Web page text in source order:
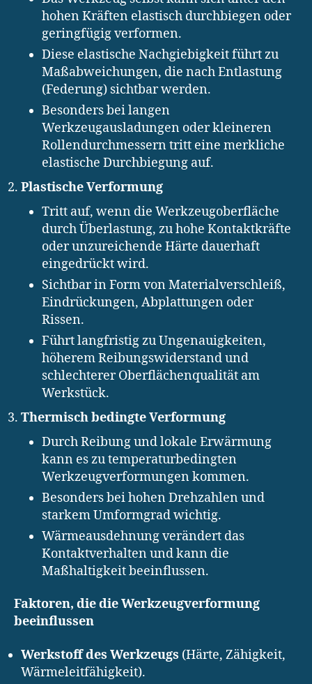
hohen Kräften elastisch durchbiegen oder
geringfügig verformen.
Diese elastische Nachgiebigkeit führt zu
Maßabweichungen, die nach Entlastung
(Federung) sichtbar werden.
Besonders bei langen
Werkzeugausladungen oder kleineren
Rollendurchmessern tritt eine merkliche
elastische Durchbiegung auf.
Plastische Verformung
Tritt auf, wenn die Werkzeugoberfläche
durch Überlastung, zu hohe Kontaktkräfte
oder unzureichende Härte dauerhaft
eingedrückt wird.
Sichtbar in Form von Materialverschleiß,
Eindrückungen, Abplattungen oder
Rissen.
Führt langfristig zu Ungenauigkeiten,
höherem Reibungswiderstand und
schlechterer Oberflächenqualität am
Werkstück.
Thermisch bedingte Verformung
Durch Reibung und lokale Erwärmung
kann es zu temperaturbedingten
Werkzeugverformungen kommen.
Besonders bei hohen Drehzahlen und
starkem Umformgrad wichtig.
Wärmeausdehnung verändert das
Kontaktverhalten und kann die
Maßhaltigkeit beeinflussen.
Faktoren, die die Werkzeugverformung
beeinflussen
Werkstoff des Werkzeugs (Härte, Zähigkeit,
Wärmeleitfähigkeit).